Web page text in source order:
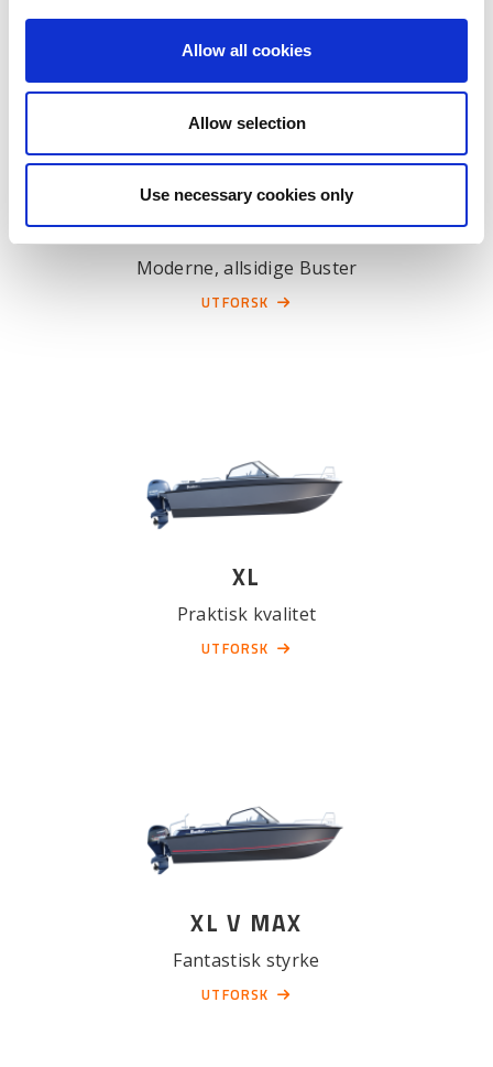
Allow all cookies
Allow selection
Use necessary cookies only
X
Moderne, allsidige Buster
UTFORSK
XL
Praktisk kvalitet
UTFORSK
XL V MAX
Fantastisk styrke
UTFORSK